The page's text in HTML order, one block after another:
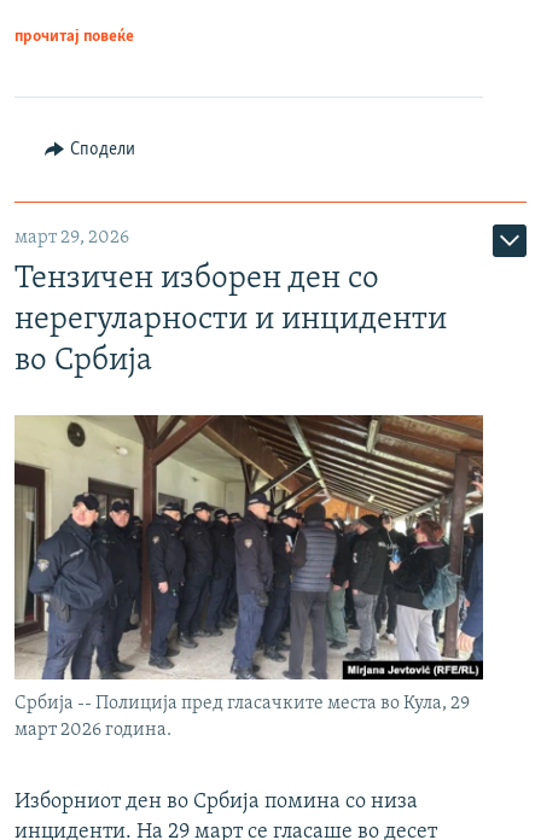
прочитај повеќе
Сподели
март 29, 2026
Тензичен изборен ден со
нерегуларности и инциденти
во Србија
Србија -- Полиција пред гласачките места во Кула, 29
март 2026 година.
Изборниот ден во Србија помина со низа
инциденти. На 29 март се гласаше во десет